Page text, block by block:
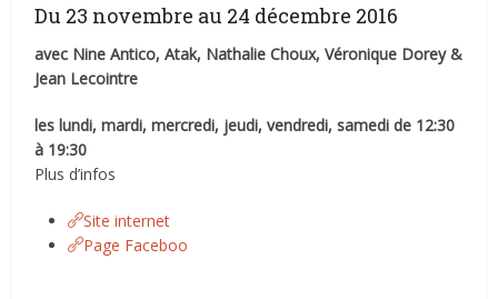
Du 23 novembre au 24 décembre 2016
avec Nine Antico, Atak, Nathalie Choux, Véronique Dorey &
Jean Lecointre
les lundi, mardi, mercredi, jeudi, vendredi, samedi de 12:30
à 19:30
Plus d’infos
Site internet
Page Faceboo